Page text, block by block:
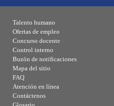
Talento humano
Ofertas de empleo
Concurso docente
Control interno
Buzón de notificaciones
Mapa del sitio
FAQ
Atención en línea
Contáctenos